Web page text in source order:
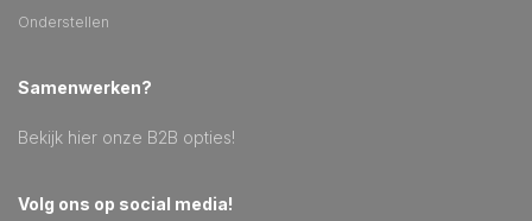
Onderstellen
Samenwerken?
Bekijk hier onze B2B opties!
Volg ons op social media!